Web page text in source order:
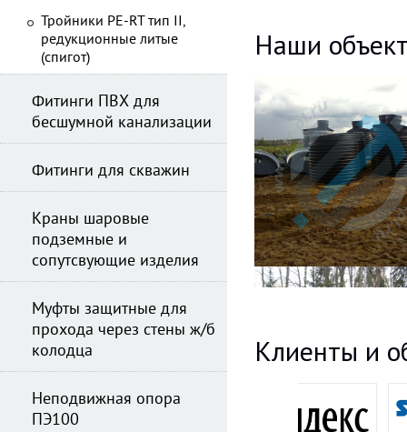
Наши
Клиенты и
Тройники PE-RT тип II,
редукционные литые
(спигот)
Фитинги ПВХ для
бесшумной канализации
Фитинги для скважин
Краны шаровые
подземные и
сопутсвующие изделия
Муфты защитные для
прохода через стены ж/б
колодца
Неподвижная опора
ПЭ100